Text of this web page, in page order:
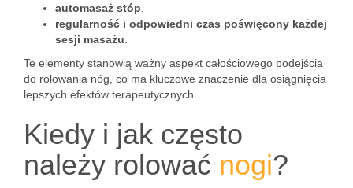
automasaż stóp
regularność i odpowiedni czas poświęcony każdej
sesji masażu
Te elementy stanowią ważny aspekt całościowego podejścia
do rolowania nóg, co ma kluczowe znaczenie dla osiągnięcia
lepszych efektów terapeutycznych.
Kiedy i jak często
należy rolować nogi?